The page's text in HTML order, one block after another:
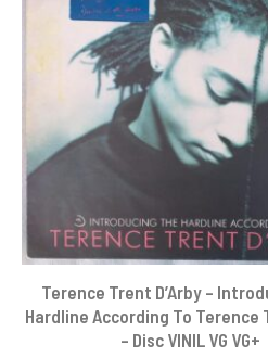
Terence Trent D’Arby –
Hardline According To Terence
– Disc VINIL VG VG+